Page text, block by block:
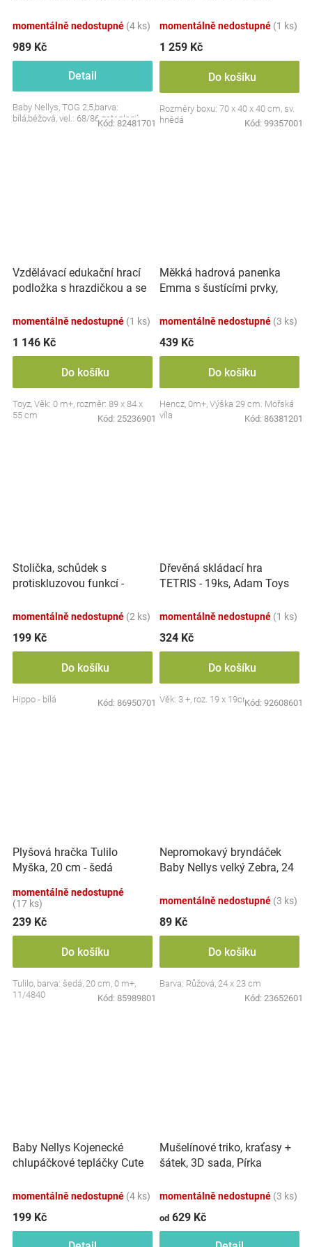
momentálně nedostupné (4 ks)
989 Kč
Detail
Baby Nellys, TOG 2,5,barva:
bílá,béžová, vel.: 68/86 zateplený
Kód: 82481701
momentálně nedostupné (1 ks)
1 259 Kč
Do košíku
Rozměry boxu: 70 x 40 x 40 cm, sv.
hnědá
Kód: 99357001
Vzdělávací edukační hrací
podložka s hrazdičkou a se
momentálně nedostupné (1 ks)
1 146 Kč
Do košíku
Toyz, Věk: 0 m+, rozměr: 89 x 84 x
55 cm
Kód: 25236901
Měkká hadrová panenka
Emma s šustícími prvky,
momentálně nedostupné (3 ks)
439 Kč
Do košíku
Hencz, 0m+, Výška 29 cm. Mořská
víla
Kód: 86381201
Stolička, schůdek s
protiskluzovou funkcí -
momentálně nedostupné (2 ks)
199 Kč
Do košíku
Hippo - bílá Kód: 86950701
Dřevěná skládací hra
TETRIS - 19ks, Adam Toys
momentálně nedostupné (1 ks)
324 Kč
Do košíku
Věk: 3 +, roz. 19 x 19cmKód: 92608601
Plyšová hračka Tulilo
Myška, 20 cm - šedá
momentálně nedostupné
(17 ks)
239 Kč
Do košíku
Tulilo, barva: šedá, 20 cm, 0 m+,
11/4840
Kód: 85989801
Nepromokavý bryndáček
Baby Nellys velký Zebra, 24
momentálně nedostupné (3 ks)
89 Kč
Do košíku
Barva: Růžová, 24 x 23 cm
Kód: 23652601
Baby Nellys Kojenecké
chlupáčkové tepláčky Cute
momentálně nedostupné (4 ks)
199 Kč
Mušelínové triko, kraťasy +
šátek, 3D sada, Pírka
momentálně nedostupné (3 ks)
od 629 Kč